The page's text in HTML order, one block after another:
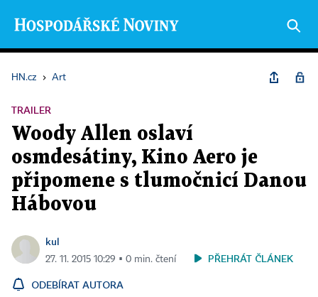
HN.cz › Art
TRAILER
Woody Allen oslaví
osmdesátiny, Kino Aero je
připomene s tlumočnicí Danou
Hábovou
kul
27. 11. 2015 10:29 ▪ 0 min. čtení PŘEHRÁT ČLÁNEK
ODEBÍRAT AUTORA